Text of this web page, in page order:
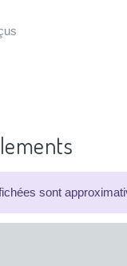
sont